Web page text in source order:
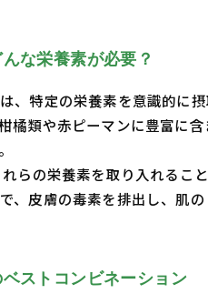
な栄養素が必要？
、特定の栄養素を意識的に摂
橘類や赤ピーマンに豊富に含
らの栄養素を取り入れるこ
、皮膚の毒素を排出し、肌
ストコンビネーション